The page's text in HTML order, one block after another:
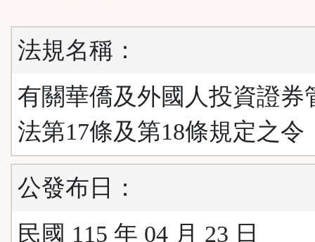
法規名稱：
有關華僑及外國人投資證券
法第17條及第18條規定之令
公發布日：
民國 115 年 04 月 23 日